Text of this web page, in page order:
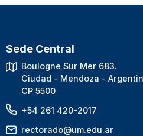
Sede Central
Boulogne Sur Mer 683.
Ciudad - Mendoza -
CP 5500
+54 261 420-2017
rectorado@um.edu.ar